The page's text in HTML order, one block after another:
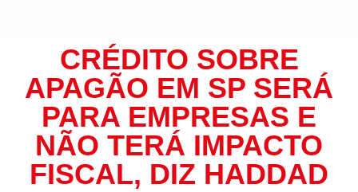
CRÉDITO SOBRE
APAGÃO EM SP SERÁ
PARA EMPRESAS E
NÃO TERÁ IMPACTO
FISCAL, DIZ HADDAD